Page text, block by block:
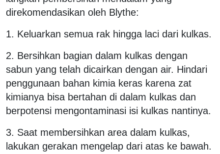
direkomendasikan oleh Blythe:
1. Keluarkan semua rak hingga laci dari kulkas.
2. Bersihkan bagian dalam kulkas dengan
sabun yang telah dicairkan dengan air. Hindari
penggunaan bahan kimia keras karena zat
kimianya bisa bertahan di dalam kulkas dan
berpotensi mengontaminasi isi kulkas nantinya.
3. Saat membersihkan area dalam kulkas,
lakukan gerakan mengelap dari atas ke bawah.